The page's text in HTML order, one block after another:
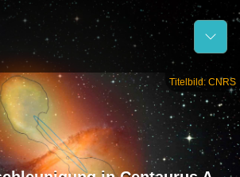
Titelbild: CNRS